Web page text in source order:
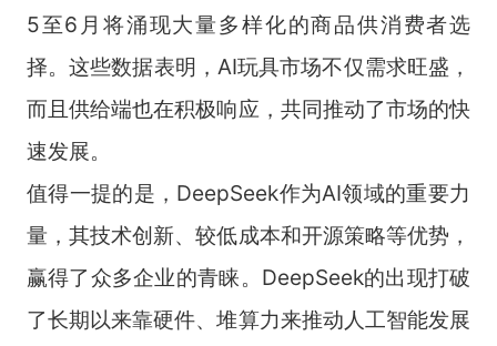
5至6月将涌现大量多样化的商品供消费者选
择。这些数据表明，AI玩具市场不仅需求旺盛，
而且供给端也在积极响应，共同推动了市场的快
速发展。
值得一提的是，DeepSeek作为AI领域的重要力
量，其技术创新、较低成本和开源策略等优势，
赢得了众多企业的青睐。DeepSeek的出现打破
了长期以来靠硬件、堆算力来推动人工智能发展